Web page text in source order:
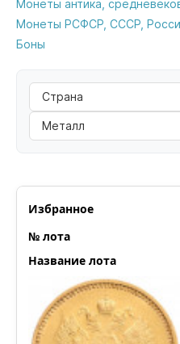
Монеты антика,
Монеты РСФСР, СССР,
Боны
Страна
Металл